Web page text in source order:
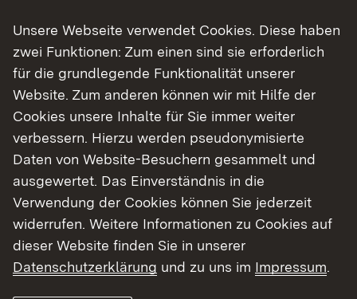
Studiengangsuche schnell den passenden
Studienplatz. Außerdem gibt's eine Schritt-für-
Schritt-Anleitung zu deinem Traum-Studium.
Finde dein Studium in Baden-Württemberg
Unsere Webseite verwendet Cookies. Diese haben
zwei Funktionen: Zum einen sind sie erforderlich
für die grundlegende Funktionalität unserer
Website. Zum anderen können wir mit Hilfe der
Cookies unsere Inhalte für Sie immer weiter
verbessern. Hierzu werden pseudonymisierte
Daten von Website-Besuchern gesammelt und
ausgewertet. Das Einverständnis in die
Verwendung der Cookies können Sie jederzeit
widerrufen. Weitere Informationen zu Cookies auf
dieser Website finden Sie in unserer
Datenschutzerklärung und zu uns im Impressum.